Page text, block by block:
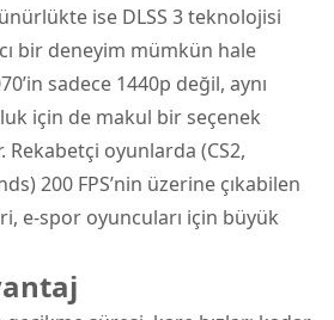
ise DLSS 3 teknolojisi
bir deneyim mümkün hale
sadece 1440p değil, aynı
için de makul bir seçenek
oyunlarda (CS2,
200 FPS’nin üzerine çıkabilen
e-spor oyuncuları için büyük